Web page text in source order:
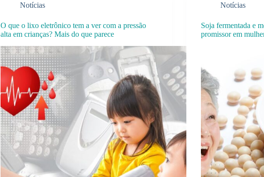
Notícias
O que o lixo eletrônico tem a ver com a pressão
alta em crianças? Mais do que parece
Notícias
Soja fermentada e
promissor em